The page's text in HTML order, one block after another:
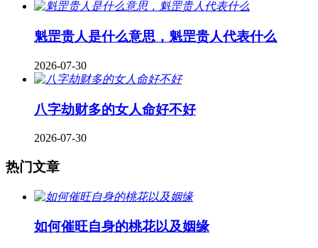
魁罡贵人是什么意思，魁罡贵人代表什么
2026-07-30
八字劫财多的女人命好不好
2026-07-30
热门文章
如何催旺自身的桃花以及姻缘